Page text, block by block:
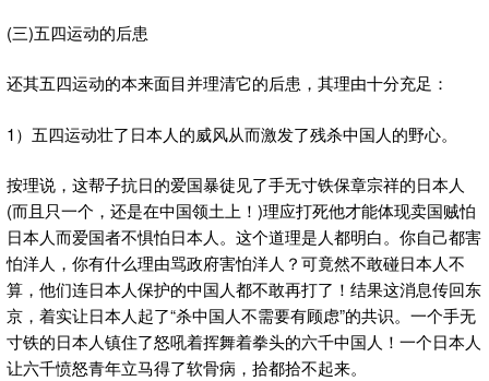
(三)五四运动的后患
还其五四运动的本来面目并理清它的后患，其理由十分充足：
1）五四运动壮了日本人的威风从而激发了残杀中国人的野心。
按理说，这帮子抗日的爱国暴徒见了手无寸铁保章宗祥的日本人
(而且只一个，还是在中国领土上！)理应打死他才能体现卖国贼怕
日本人而爱国者不惧怕日本人。这个道理是人都明白。你自己都害
怕洋人，你有什么理由骂政府害怕洋人？可竟然不敢碰日本人不
算，他们连日本人保护的中国人都不敢再打了！结果这消息传回东
京，着实让日本人起了“杀中国人不需要有顾虑”的共识。一个手无
寸铁的日本人镇住了怒吼着挥舞着拳头的六千中国人！一个日本人
让六千愤怒青年立马得了软骨病，拾都拾不起来。